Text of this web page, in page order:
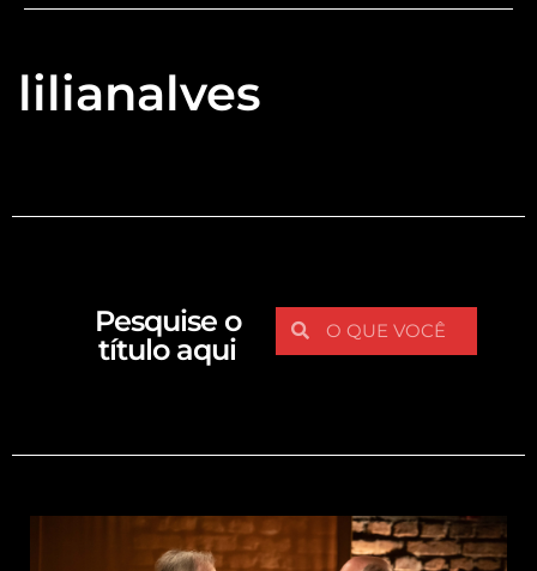
lilianalves
Pesquise o
título aqui